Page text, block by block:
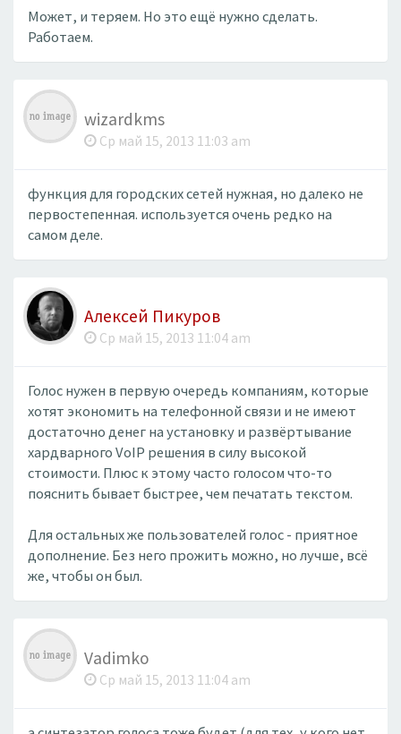
Может, и теряем. Но это ещё нужно сделать.
Работаем.
wizardkms
Ср май 15, 2013 11:03 am
функция для городских сетей нужная, но далеко не
первостепенная. используется очень редко на
самом деле.
Алексей Пикуров
Ср май 15, 2013 11:04 am
Голос нужен в первую очередь компаниям, которые
хотят экономить на телефонной связи и не имеют
достаточно денег на установку и развёртывание
хардварного VoIP решения в силу высокой
стоимости. Плюс к этому часто голосом что-то
пояснить бывает быстрее, чем печатать текстом.
Для остальных же пользователей голос - приятное
дополнение. Без него прожить можно, но лучше, всё
же, чтобы он был.
Vadimko
Ср май 15, 2013 11:04 am